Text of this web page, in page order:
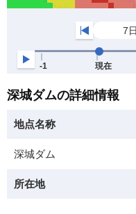
深城ダムの詳細情報
地点名称
深城ダム
所在地